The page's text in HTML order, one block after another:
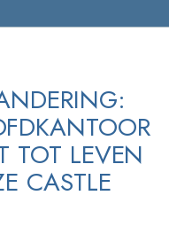
TOT LEVEN
CASTLE